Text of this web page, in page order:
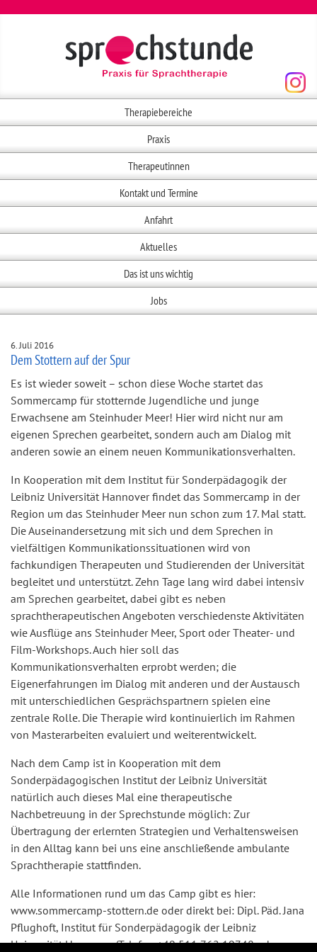
Therapiebereiche
Praxis
Therapeutinnen
Kontakt und Termine
Anfahrt
Aktuelles
Das ist uns wichtig
Jobs
6. Juli 2016
Dem Stottern auf der Spur
Es ist wieder soweit – schon diese Woche startet das
Sommercamp für stotternde Jugendliche und junge
Erwachsene am Steinhuder Meer! Hier wird nicht nur am
eigenen Sprechen gearbeitet, sondern auch am Dialog mit
anderen sowie an einem neuen Kommunikationsverhalten.
In Kooperation mit dem Institut für Sonderpädagogik der
Leibniz Universität Hannover findet das Sommercamp in der
Region um das Steinhuder Meer nun schon zum 17. Mal statt.
Die Auseinandersetzung mit sich und dem Sprechen in
vielfältigen Kommunikationssituationen wird von
fachkundigen Therapeuten und Studierenden der Universität
begleitet und unterstützt. Zehn Tage lang wird dabei intensiv
am Sprechen gearbeitet, dabei gibt es neben
sprachtherapeutischen Angeboten verschiedenste Aktivitäten
wie Ausflüge ans Steinhuder Meer, Sport oder Theater- und
Film-Workshops. Auch hier soll das
Kommunikationsverhalten erprobt werden; die
Eigenerfahrungen im Dialog mit anderen und der Austausch
mit unterschiedlichen Gesprächspartnern spielen eine
zentrale Rolle. Die Therapie wird kontinuierlich im Rahmen
von Masterarbeiten evaluiert und weiterentwickelt.
Nach dem Camp ist in Kooperation mit dem
Sonderpädagogischen Institut der Leibniz Universität
natürlich auch dieses Mal eine therapeutische
Nachbetreuung in der Sprechstunde möglich: Zur
Übertragung der erlernten Strategien und Verhaltensweisen
in den Alltag kann bei uns eine anschließende ambulante
Sprachtherapie stattfinden.
Alle Informationen rund um das Camp gibt es hier:
www.sommercamp-stottern.de oder direkt bei: Dipl. Päd. Jana
Pflughoft, Institut für Sonderpädagogik der Leibniz
Universität Hannover (Telefon +49 511 762 19748 oder per